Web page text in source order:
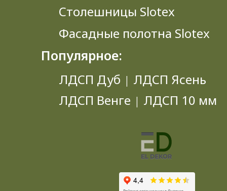
Столешницы Slotex
Фасадные полотна Slotex
Популярное:
ЛДСП Дуб | ЛДСП Ясень
ЛДСП Венге | ЛДСП 10 мм